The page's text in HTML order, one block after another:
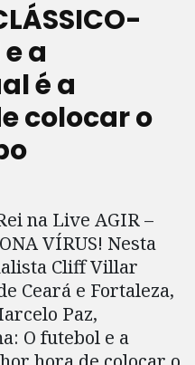
a
é a
colocar o
na Live AGIR –
VÍRUS! Nesta
Cliff Villar
Ceará e Fortaleza,
Paz,
O futebol e a